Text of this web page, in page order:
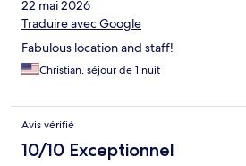
22 mai 2026
Traduire avec Google
Fabulous location and staff!
Christian, séjour de 1 nuit
Avis vérifié
10/10 Exceptionnel